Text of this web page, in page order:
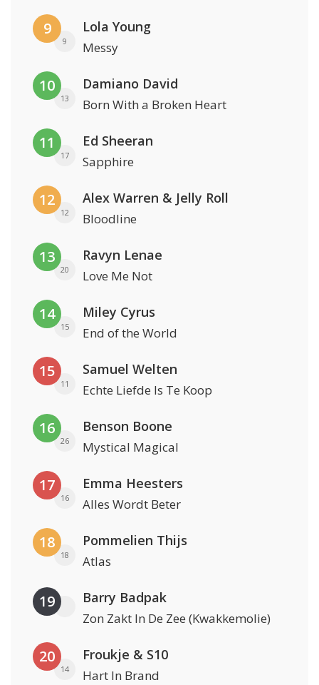
9
9
Lola Young
Messy
10
13
Damiano David
Born With a Broken Heart
11
17
Ed Sheeran
Sapphire
12
12
Alex Warren & Jelly Roll
Bloodline
13
20
Ravyn Lenae
Love Me Not
14
15
Miley Cyrus
End of the World
15
11
Samuel Welten
Echte Liefde Is Te Koop
16
26
Benson Boone
Mystical Magical
17
16
Emma Heesters
Alles Wordt Beter
18
18
Pommelien Thijs
Atlas
19 Barry Badpak
Zon Zakt In De Zee (Kwakkemolie)
20
14
Froukje & S10
Hart In Brand